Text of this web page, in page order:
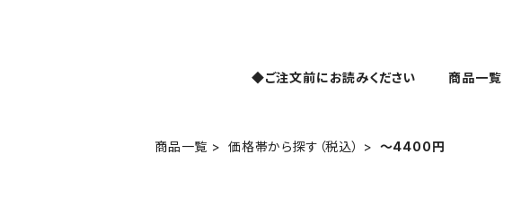
◆ご注文前にお読みください 商品一覧
商品一覧 価格帯から探す（税込） ～4400円